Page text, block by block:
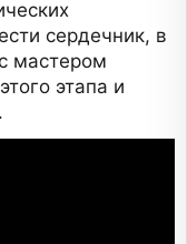
сердечник, в
мастером
этапа и